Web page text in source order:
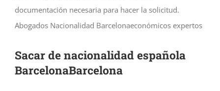
documentación necesaria para hacer la solicitud.
Abogados Nacionalidad Barcelonaeconómicos expertos
Sacar de nacionalidad española
BarcelonaBarcelona